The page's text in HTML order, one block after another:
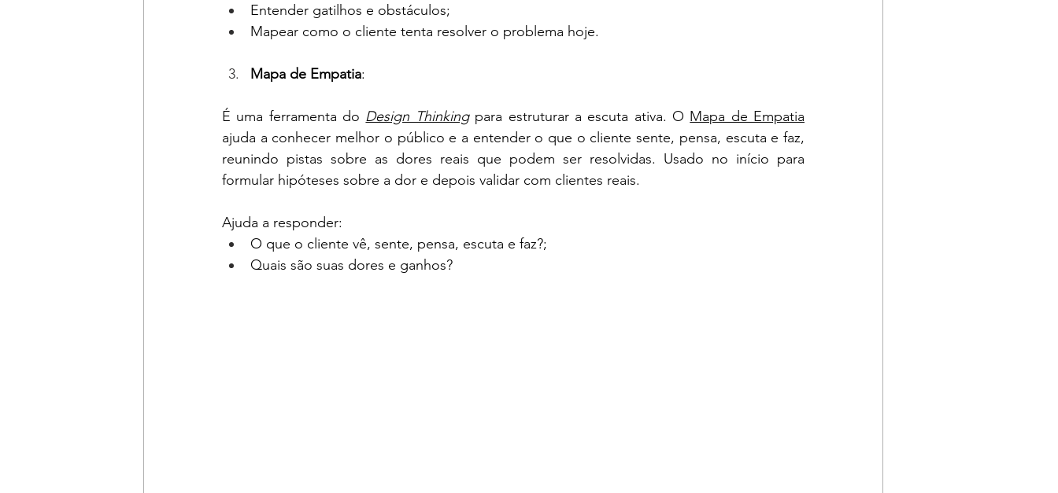
Entender gatilhos e obstáculos;
Mapear como o cliente tenta resolver o problema hoje.
Mapa de Empatia:
É uma ferramenta do Design Thinking para estruturar a escuta ativa. O Mapa de Empatia
ajuda a conhecer melhor o público e a entender o que o cliente sente, pensa, escuta e faz,
reunindo pistas sobre as dores reais que podem ser resolvidas. Usado no início para
formular hipóteses sobre a dor e depois validar com clientes reais.
Ajuda a responder:
O que o cliente vê, sente, pensa, escuta e faz?;
Quais são suas dores e ganhos?